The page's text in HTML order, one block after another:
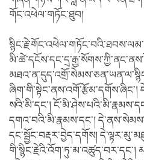
གོང་འཕེལ་གཏོང་ཐུབ།
ཞིག་གི་སྟེང་ནས་འགོ་རྩོམ་དགོས་ཞིང་།
སའི་མི་དང་།
དགའ་བའི་མི་རྣམས་དང་།
དང་སྦྱོང་བརྡར་བྱེད་དགོས།
གི་སྙིང་རྗེའི་འོག་ཏུ་མ་འཚུད་བར་དང་།